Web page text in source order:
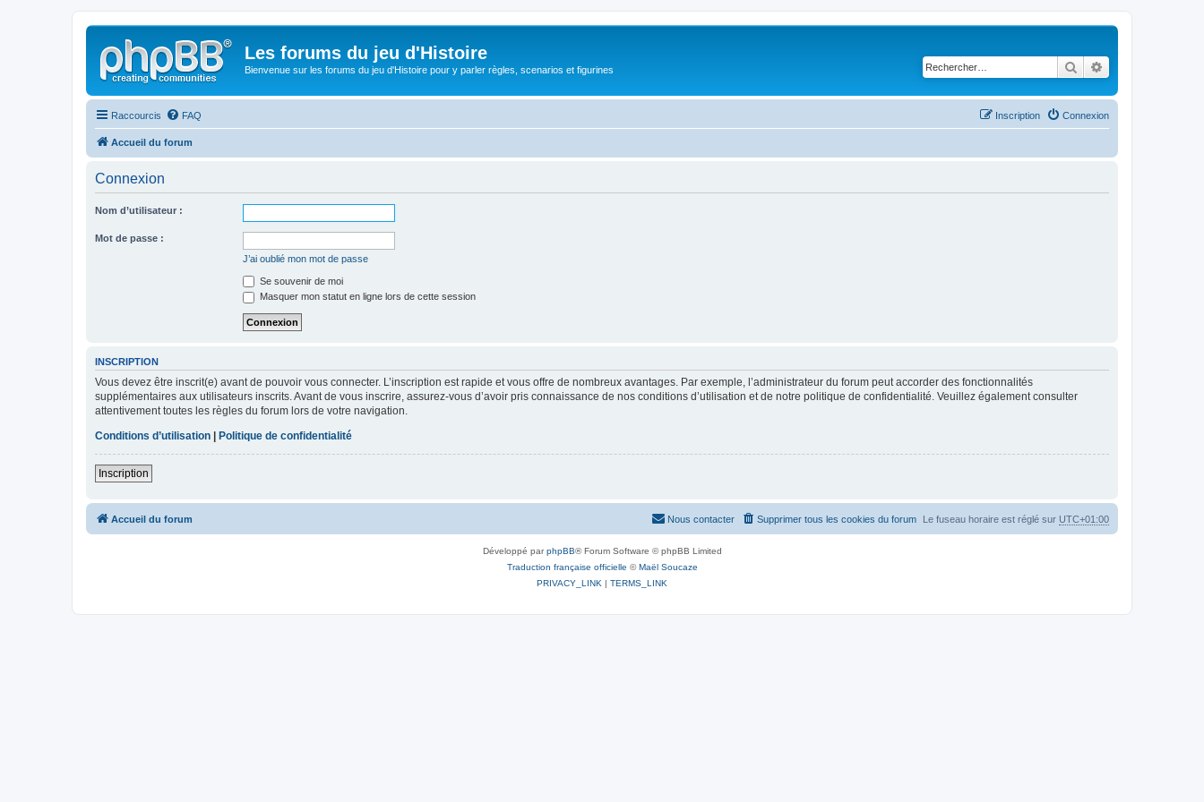
Les forums du jeu d'Histoire
Bienvenue sur les forums du jeu d'Histoire pour y parler règles, scenarios et figurines Rechercher
Raccourcis FAQ Connexion
Inscription
Accueil du forum
Connexion
Nom d’utilisateur :
Mot de passe :
J’ai oublié mon mot de passe
Se souvenir de moi
Masquer mon statut en ligne lors de cette session
INSCRIPTION
Vous devez être inscrit(e) avant de pouvoir vous connecter. L’inscription est rapide et vous offre de nombreux avantages. Par exemple, l’administrateur du forum peut accorder des fonctionnalités
supplémentaires aux utilisateurs inscrits. Avant de vous inscrire, assurez-vous d’avoir pris connaissance de nos conditions d’utilisation et de notre politique de confidentialité. Veuillez également consulter
attentivement toutes les règles du forum lors de votre navigation.
Conditions d’utilisation
Politique de confidentialité
Inscription
Accueil du forum Le fuseau horaire est réglé sur UTC+01:00
Supprimer tous les cookies du forum
Nous contacter
Développé parphpBB® Forum Software © phpBB Limited
Traduction française officielle ©Maël Soucaze
PRIVACY_LINK | TERMS_LINK